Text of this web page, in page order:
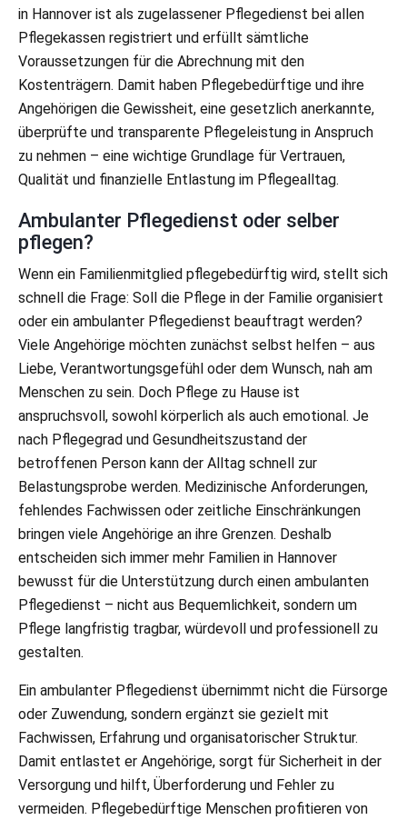
in Hannover ist als zugelassener Pflegedienst bei allen
Pflegekassen registriert und erfüllt sämtliche
Voraussetzungen für die Abrechnung mit den
Kostenträgern. Damit haben Pflegebedürftige und ihre
Angehörigen die Gewissheit, eine gesetzlich anerkannte,
überprüfte und transparente Pflegeleistung in Anspruch
zu nehmen – eine wichtige Grundlage für Vertrauen,
Qualität und finanzielle Entlastung im Pflegealltag.
Ambulanter Pflegedienst oder selber
pflegen?
Wenn ein Familienmitglied pflegebedürftig wird, stellt sich
schnell die Frage: Soll die Pflege in der Familie organisiert
oder ein ambulanter Pflegedienst beauftragt werden?
Viele Angehörige möchten zunächst selbst helfen – aus
Liebe, Verantwortungsgefühl oder dem Wunsch, nah am
Menschen zu sein. Doch Pflege zu Hause ist
anspruchsvoll, sowohl körperlich als auch emotional. Je
nach Pflegegrad und Gesundheitszustand der
betroffenen Person kann der Alltag schnell zur
Belastungsprobe werden. Medizinische Anforderungen,
fehlendes Fachwissen oder zeitliche Einschränkungen
bringen viele Angehörige an ihre Grenzen. Deshalb
entscheiden sich immer mehr Familien in Hannover
bewusst für die Unterstützung durch einen ambulanten
Pflegedienst – nicht aus Bequemlichkeit, sondern um
Pflege langfristig tragbar, würdevoll und professionell zu
gestalten.
Ein ambulanter Pflegedienst übernimmt nicht die Fürsorge
oder Zuwendung, sondern ergänzt sie gezielt mit
Fachwissen, Erfahrung und organisatorischer Struktur.
Damit entlastet er Angehörige, sorgt für Sicherheit in der
Versorgung und hilft, Überforderung und Fehler zu
vermeiden. Pflegebedürftige Menschen profitieren von